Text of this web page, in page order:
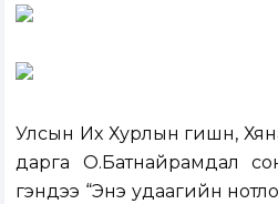
Улсын Их Хурлын гишүүн,
дарга О.Батнайрамдал
үгэндээ “Энэ удаагийн